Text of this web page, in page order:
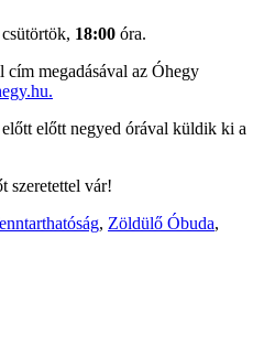
csütörtök, 18:00 óra.
cím megadásával az Óhegy
előtt negyed órával küldik ki a
szeretettel vár!
, Zöldülő Óbuda,